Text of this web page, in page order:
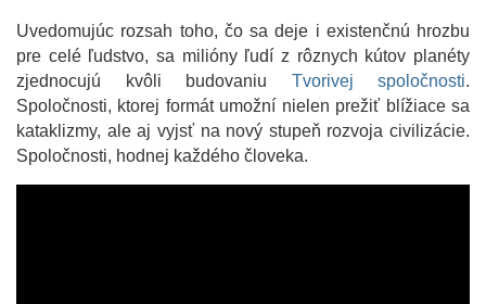
Uvedomujúc rozsah toho, čo sa deje i existenčnú hrozbu
pre celé ľudstvo, sa milióny ľudí z rôznych kútov planéty
zjednocujú kvôli budovaniu Tvorivej spoločnosti.
Spoločnosti, ktorej formát umožní nielen prežiť blížiace sa
kataklizmy, ale aj vyjsť na nový stupeň rozvoja civilizácie.
Spoločnosti, hodnej každého človeka.